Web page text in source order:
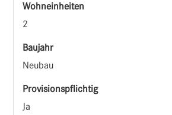
Wohneinheiten
2
Baujahr
Neubau
Provisionspflichtig
Ja